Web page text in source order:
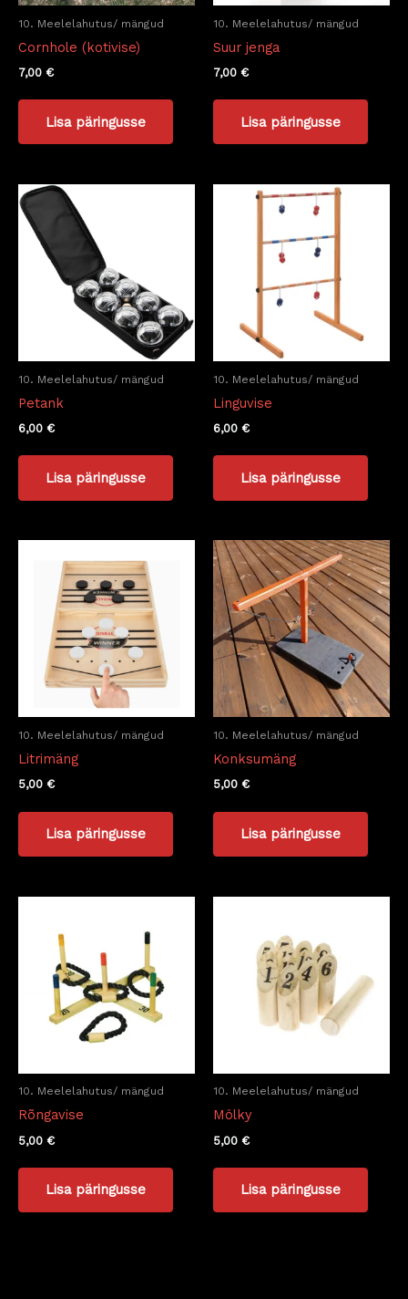
10. Meelelahutus/ mängud
Cornhole (kotivise)
7,00 €
Lisa päringusse
10. Meelelahutus/ mängud
Suur jenga
7,00 €
Lisa päringusse
10. Meelelahutus/ mängud
Petank
6,00 €
Lisa päringusse
10. Meelelahutus/ mängud
Linguvise
6,00 €
Lisa päringusse
10. Meelelahutus/ mängud
Litrimäng
5,00 €
Lisa päringusse
10. Meelelahutus/ mängud
Konksumäng
5,00 €
Lisa päringusse
10. Meelelahutus/ mängud
Rõngavise
5,00 €
Lisa päringusse
10. Meelelahutus/ mängud
Mölky
5,00 €
Lisa päringusse